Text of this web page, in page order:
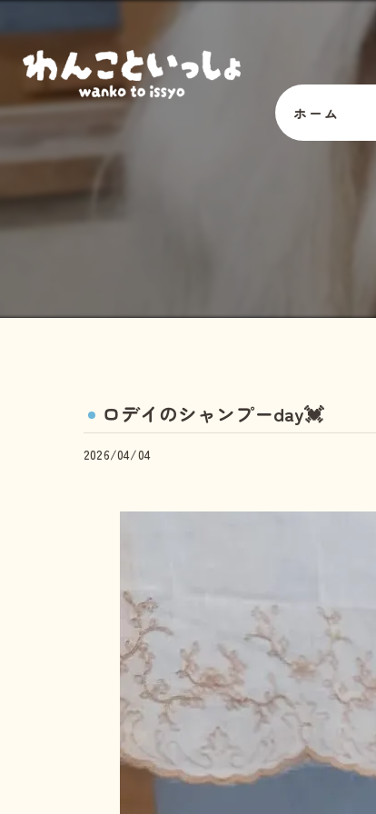
ホーム
ロデイのシャンプーday💓
2026/04/04